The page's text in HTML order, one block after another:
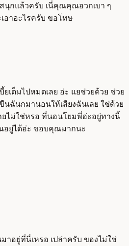
นุกแล้วครับ เนี่คุณคุณอวกเบา ๆ
อาอะไรครับ ขอโทษ
ยเต็มไปหมดเลย อ่ะ แยช่วยด้วย ช่วย
ฉันกมานอนให้เสียงฉันเลย ใช่ด้วย
ไม่ใช่หรอ ที่นอนโยมพี่อ่ะอยู่ทางนี้
อยู่ได้อ่ะ ขอบคุณมากนะ
าอยู่ที่นี่เหรอ เปล่าครับ ของไม่ใช่